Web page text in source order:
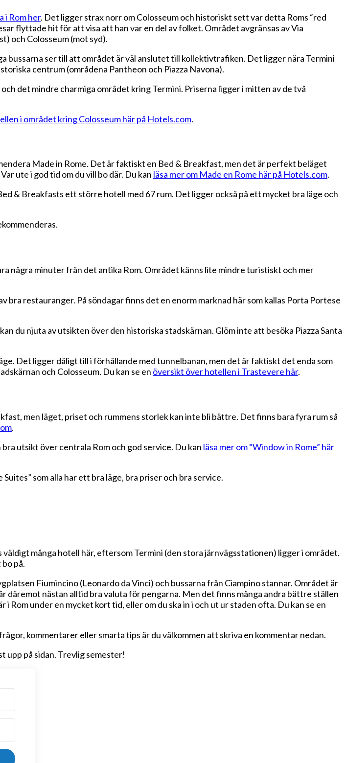
i Rom her. Det ligger strax norr om Colosseum och historiskt sett var detta Roms “red
flyttade hit för att visa att han var en del av folket. Området avgränsas av Via
och Colosseum (mot syd).
bussarna ser till att området är väl anslutet till kollektivtrafiken. Det ligger nära Termini
centrum (områdena Pantheon och Piazza Navona).
det mindre charmiga området kring Termini. Priserna ligger i mitten av de två
i området kring Colosseum här på Hotels.com.
Made in Rome. Det är faktiskt en Bed & Breakfast, men det är perfekt beläget
ute i god tid om du vill bo där. Du kan läsa mer om Made en Rome här på Hotels.com.
& Breakfasts ett större hotell med 67 rum. Det ligger också på ett mycket bra läge och
några minuter från det antika Rom. Området känns lite mindre turistiskt och mer
bra restauranger. På söndagar finns det en enorm marknad här som kallas Porta Portese
du njuta av utsikten över den historiska stadskärnan. Glöm inte att besöka Piazza Santa
Det ligger dåligt till i förhållande med tunnelbanan, men det är faktiskt det enda som
och Colosseum. Du kan se en översikt över hotellen i Trastevere här.
men läget, priset och rummens storlek kan inte bli bättre. Det finns bara fyra rum så
.
utsikt över centrala Rom och god service. Du kan läsa mer om “Window in Rome” här
som alla har ett bra läge, bra priser och bra service.
många hotell här, eftersom Termini (den stora järnvägsstationen) ligger i området.
på.
Fiumincino (Leonardo da Vinci) och bussarna från Ciampino stannar. Området är
däremot nästan alltid bra valuta för pengarna. Men det finns många andra bättre ställen
Rom under en mycket kort tid, eller om du ska in i och ut ur staden ofta. Du kan se en
kommentarer eller smarta tips är du välkommen att skriva en kommentar nedan.
upp på sidan. Trevlig semester!